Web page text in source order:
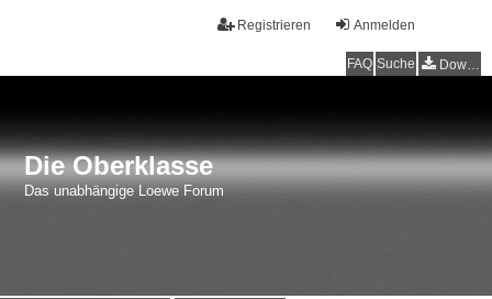
Anmelden
Registrieren
FAQ Suche Downloads
Die Oberklasse
Das unabhängige Loewe Forum